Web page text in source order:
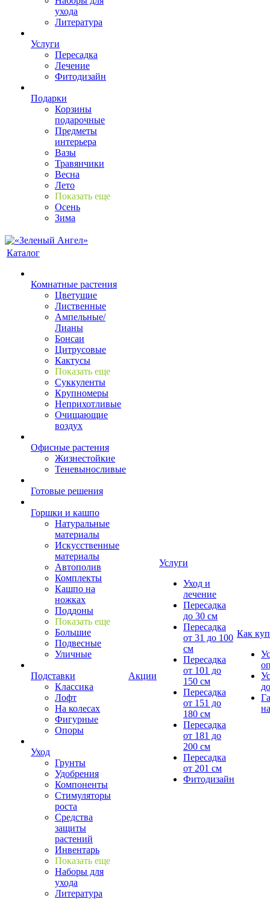
ухода
Литература
Услуги
Пересадка
Лечение
Фитодизайн
Подарки
Корзины
подарочные
Предметы
интерьера
Вазы
Травянчики
Весна
Лето
Показать еще
Осень
Зима
Каталог
Комнатные растения
Цветущие
Лиственные
Ампельные/
Лианы
Бонсаи
Цитрусовые
Кактусы
Показать еще
Суккуленты
Крупномеры
Неприхотливые
Очищающие
воздух
Офисные растения
Жизнестойкие
Теневыносливые
Готовые решения
Горшки и кашпо
Натуральные
материалы
Искусственные
материалы
Автополив
Комплекты
Кашпо на
ножках
Поддоны
Показать еще
Большие
Подвесные
Уличные
Подставки
Классика
Лофт
На колесах
Фигурные
Опоры
Уход
Грунты
Удобрения
Компоненты
Стимуляторы
роста
Средства
защиты
растений
Инвентарь
Показать еще
Наборы для
ухода
Литература
Акции
Услуги
Уход и
лечение
Пересадка
до 30 см
Пересадка
от 31 до 100
см
Пересадка
от 101 до
150 см
Пересадка
от 151 до
180 см
Пересадка
от 181 до
200 см
Пересадка
от 201 см
Фитодизайн
Как